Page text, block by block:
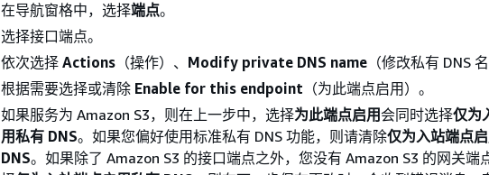
在导航窗格中，选择端点。
选择接口端点。
依次选择 Actions （操作）、 Modify private DNS name （修改私有 DNS
根据需要选择或清除 Enable for this endpoint （为此端点启用）。
如果服务为 Amazon S3，则在上一步中，选择为此端点启用 会同时选择仅为
用私有 DNS。如果您偏好使用标准私有 DNS 功能，则请清除仅为入站端点
DNS。如果除了 Amazon S3 的接口端点之外，您没有 Amazon S3 的网关端